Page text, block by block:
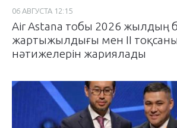
06 АВГУСТА 12:15
Air Astana тобы 2026 жылдың
жартыжылдығы мен II
нәтижелерін жариялады